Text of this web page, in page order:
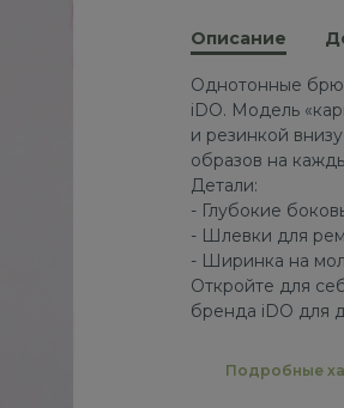
Описание
Однотонные
iDO. Модель
и резинкой
образов на
Детали:
- Глубокие
- Шлевки для
- Ширинка на
Откройте для
бренда iDO для
Подробные